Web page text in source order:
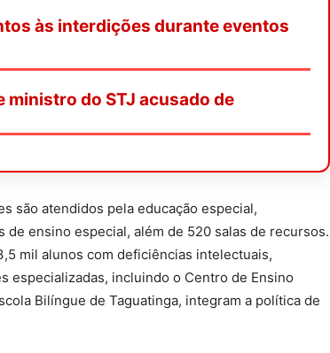
às interdições durante eventos
ministro do STJ acusado de
são atendidos pela educação especial,
ensino especial, além de 520 salas de recursos.
mil alunos com deficiências intelectuais,
especializadas, incluindo o Centro de Ensino
Bilíngue de Taguatinga, integram a política de